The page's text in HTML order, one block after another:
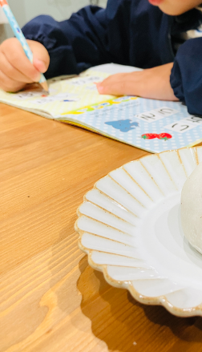
ブログ 会社概要
お問い合わ
Instagram
お問い合わせ
〒761-0101 香川県高松市春日町
087-844-8801（受付時間